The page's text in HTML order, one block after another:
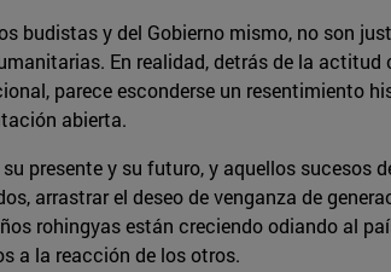
budistas y del Gobierno mismo, no son
En realidad, detrás de la
parece esconderse un resentimiento
abierta.
presente y su futuro, y aquellos sucesos
arrastrar el deseo de venganza de
rohingyas están creciendo odiando al
a la reacción de los otros.